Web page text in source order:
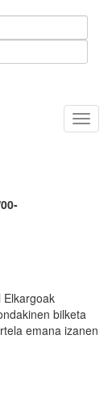
bilketa
emana izanen